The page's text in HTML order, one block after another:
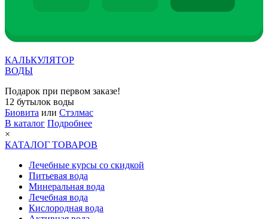
КАЛЬКУЛЯТОР
ВОДЫ
Подарок при первом заказе!
12 бутылок воды
Биовита или Стэлмас
В каталог Подробнее
×
КАТАЛОГ ТОВАРОВ
Лечебные курсы со скидкой
Питьевая вода
Минеральная вода
Лечебная вода
Кислородная вода